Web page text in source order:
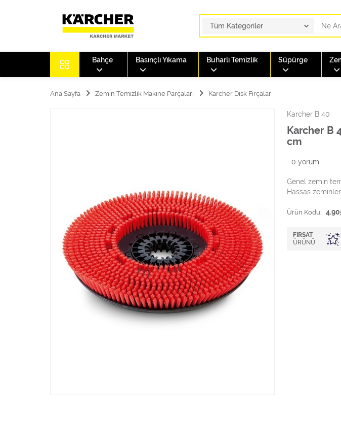
Bahçe Basınçlı Yıkama Buharlı Temizlik Süpürge
Ana Sayfa Zemin Temizlik Makine Parçaları Karcher Disk Fırçalar
Karcher B 40
Karcher B
cm
0 yorum
Genel zemin
Hassas
Ürün Kodu:
FIRSAT
ÜRÜNÜ